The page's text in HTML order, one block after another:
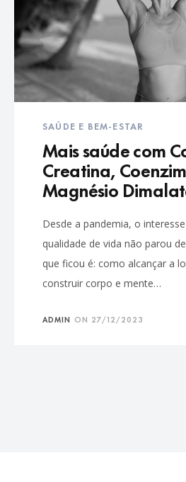
SAÚDE E BEM-ESTAR
Mais saúde com
Creatina,
Magnésio
Desde a pandemia, o
qualidade de vida não parou
que ficou é: como alcançar a
construir corpo e mente…
ADMIN ON 27/12/2023